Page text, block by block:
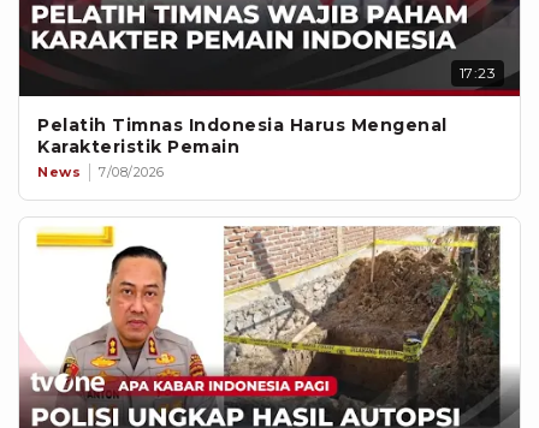
17:23
Pelatih Timnas Indonesia Harus Mengenal
Karakteristik Pemain
News 7/08/2026